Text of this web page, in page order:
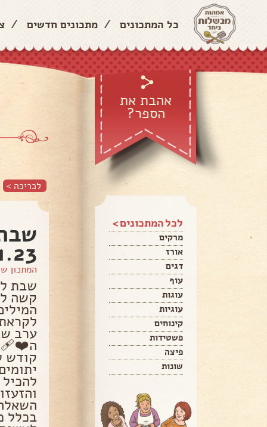
כל המתכונים / מתכונים חדשים /
אהבת את
הספר?
לכל המתכונים >
מרקים
אורז
דגים
עוף
עוגות
עוגיות
קינוחים
פשטידות
פיצה
שונות
לכריכה >
המתכון
שבת
קשה
ה❤‍🩹
קודש
בכלל